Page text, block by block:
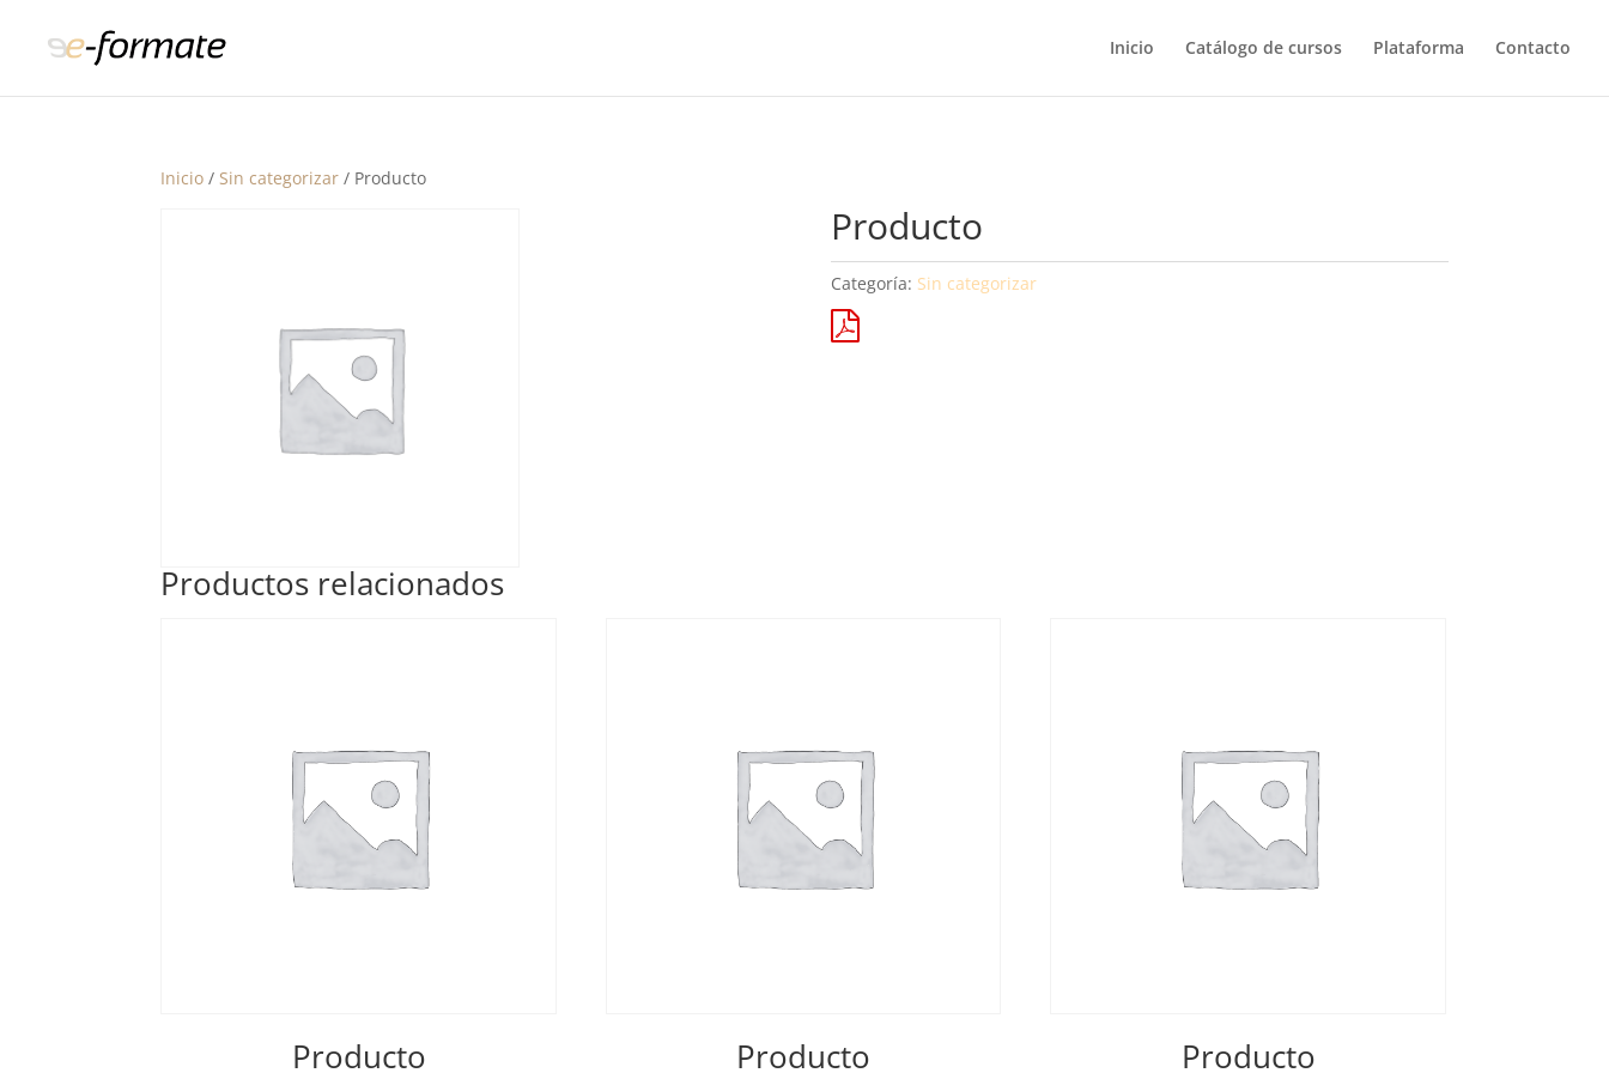
Inicio Catálogo de cursos Plataforma Contacto
Inicio / Sin categorizar / Producto
Producto
Categoría: Sin categorizar
Productos relacionados
Producto Producto Producto